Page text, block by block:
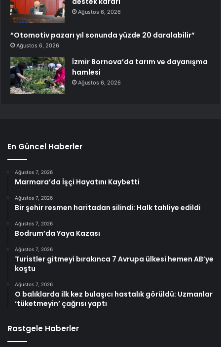
Ağustos 6, 2026
“Otomotiv pazarı yıl sonunda yüzde 20 daralabilir”
Ağustos 6, 2026
İzmir Bornova’da tarım ve dayanışma
hamlesi
Ağustos 6, 2026
En Güncel Haberler
Ağustos 7, 2026
Marmara’da İşçi Hayatını Kaybetti
Ağustos 7, 2026
Bir şehir resmen haritadan silindi: Halk tahliye edildi
Ağustos 7, 2026
Bodrum’da Yaya Kazası
Ağustos 7, 2026
Turistler gitmeyi bırakınca 7 Avrupa ülkesi hemen AB’ye
koştu
Ağustos 7, 2026
O balıklarda ilk kez bulaşıcı hastalık görüldü: Uzmanlar
‘tüketmeyin’ çağrısı yaptı
Rastgele Haberler